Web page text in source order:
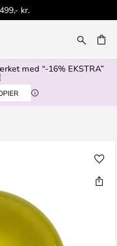
kr.
med “-16% EKSTRA”